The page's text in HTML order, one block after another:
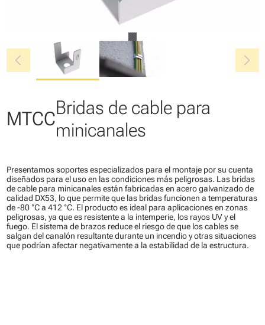
chevron_left chevron_right
MTCCBridas de cable para
minicanales
Presentamos soportes especializados para el montaje por su cuenta
diseñados para el uso en las condiciones más peligrosas. Las bridas
de cable para minicanales están fabricadas en acero galvanizado de
calidad DX53, lo que permite que las bridas funcionen a temperaturas
de -80 °C a 412 °C. El producto es ideal para aplicaciones en zonas
peligrosas, ya que es resistente a la intemperie, los rayos UV y el
fuego. El sistema de brazos reduce el riesgo de que los cables se
salgan del canalón resultante durante un incendio y otras situaciones
que podrían afectar negativamente a la estabilidad de la estructura.